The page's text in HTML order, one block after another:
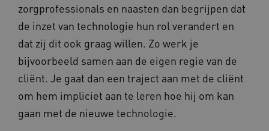
zorgprofessionals en naasten dan begrijpen dat
de inzet van technologie hun rol verandert en
dat zij dit ook graag willen. Zo werk je
bijvoorbeeld samen aan de eigen regie van de
cliënt. Je gaat dan een traject aan met de cliënt
om hem impliciet aan te leren hoe hij om kan
gaan met de nieuwe technologie.
AWSALBCORS
Amazon.com Inc.
a594.kennispleingehandicaptensector.nl
UMB_SESSION www.kennispleingehandicaptensector.nl